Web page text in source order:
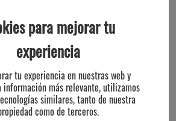
para mejorar tu
experiencia
tu experiencia en nuestras web y
más relevante, utilizamos
similares, tanto de nuestra
como de terceros.